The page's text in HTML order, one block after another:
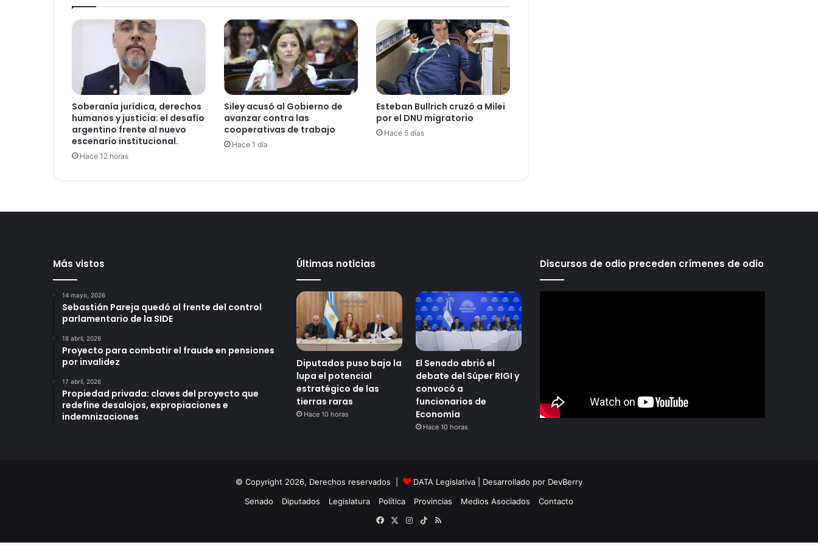
n
i
t
a
r
i
a
e
n
E
n
o
Soberanía jurídica, derechos
humanos y justicia: el desafío
argentino frente al nuevo
escenario institucional.
Hace 12 horas
Siley acusó al Gobierno de
avanzar contra las
cooperativas de trabajo
Hace 1 día
Esteban Bullrich cruzó a Milei
por el DNU migratorio
Hace 5 días
Más vistos
14 mayo, 2026
Sebastián Pareja quedó al frente del control
parlamentario de la SIDE
18 abril, 2026
Proyecto para combatir el fraude en pensiones
por invalidez
17 abril, 2026
Propiedad privada: claves del proyecto que
redefine desalojos, expropiaciones e
indemnizaciones
Últimas noticias
Diputados puso bajo la
lupa el potencial
estratégico de las
tierras raras
Hace 10 horas
El Senado abrió el
debate del Súper RIGI y
convocó a
funcionarios de
Economía
Hace 10 horas
Discursos de odio preceden crímenes de odio
© Copyright 2026, Derechos reservados | DATA Legislativa | Desarrollado por DevBerry
Senado
Diputados Legislatura Política Provincias Medios Asociados
Contacto
FacebookInstagram
TikTok